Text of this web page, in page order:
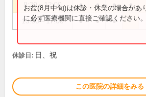
8:30～12:00 ● ● ● ●
13:30～17:00 ● ● ●
お盆(8月中旬)は休診・休業の場合があ
に必ず医療機関に直接ご確認ください。
休診日: 日、祝
この医院の詳細をみる